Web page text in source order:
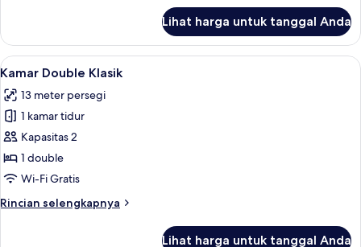
Classic
Double
Room
Lihat harga untuk tanggal Anda
Lihat
semua
foto
untuk
Kamar
Double
Klasik
Kamar Double Klasik | Minibar,
7
Kamar Double Klasik
13 meter persegi
1 kamar tidur
Kapasitas 2
1 double
Wi-Fi Gratis
Rincian selengkapnya
Rincian
Lihat harga untuk tanggal Anda